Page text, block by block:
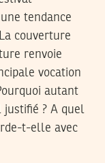
tendance
couverture
renvoie
vocation
autant
justifié ? A quel
t-elle avec